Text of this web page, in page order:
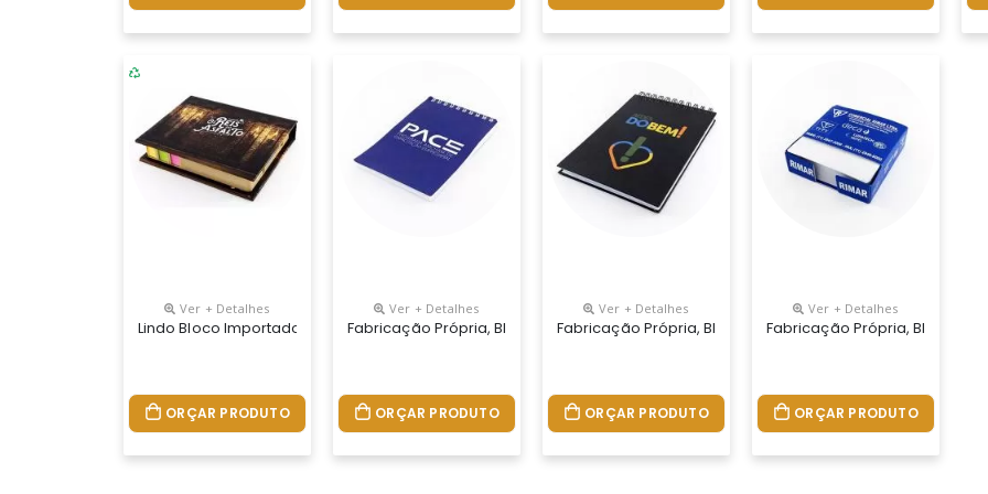
Ver + Detalhes
Lindo Bloco Importado Com Toque Nacional.tamanho Aproximado De 14 X 11 Cm. Bloco De Anotação Ecológico
ORÇAR PRODUTO
Ver + Detalhes
Fabricação Própria, Blocos Personalizados Do Seu Jeito. Permite Lâminas De
ORÇAR PRODUTO
Ver + Detalhes
Fabricação Própria, Blocos Personalizados Do Seu Jeito.
ORÇAR PRODUTO
Ver + Detalhes
Fabricação Própria, Blocos
ORÇAR PRODUTO